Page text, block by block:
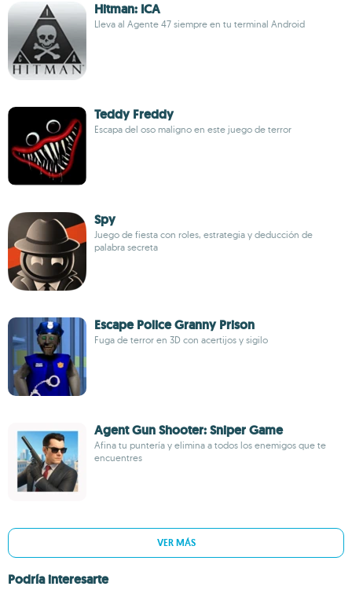
Hitman: ICA
Lleva al Agente 47 siempre en tu terminal Android
Teddy Freddy
Escapa del oso maligno en este juego de terror
Spy
Juego de fiesta con roles, estrategia y deducción de
palabra secreta
Escape Police Granny Prison
Fuga de terror en 3D con acertijos y sigilo
Agent Gun Shooter: Sniper Game
Afina tu puntería y elimina a todos los enemigos que te
encuentres
VER MÁS
Podría interesarte